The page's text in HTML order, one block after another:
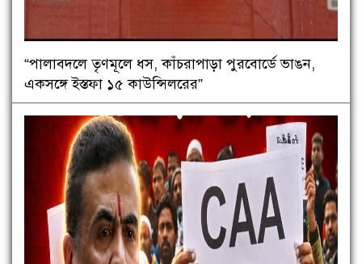
“পালাবদলে তৃণমূলে ধস, কাঁচরাপাড়া পুরবোর্ডে ভাঙন,
একসঙ্গে ইস্তফা ১৫ কাউন্সিলরের”